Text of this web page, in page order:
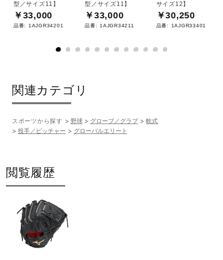
型／サイズ11】
￥33,000
品番: 1AJGR34201
型／サイズ11】
￥33,000
品番: 1AJGR34211
サイズ12】
￥30,250
品番: 1AJGR33401
関連カテゴリ
スポーツから探す 野球 グローブ／グラブ
軟式
投手／ピッチャー
グローバルエリート
閲覧履歴